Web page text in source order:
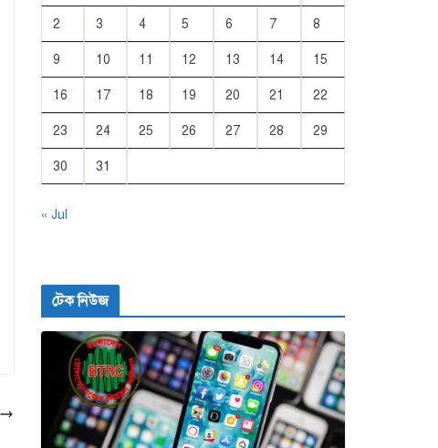
2 3 4 5 6 7 8
9 10 11 12 13 14 15
16 17 18 19 20 21 22
23 24 25 26 27 28 29
30 31
« Jul
টেক নিউজ